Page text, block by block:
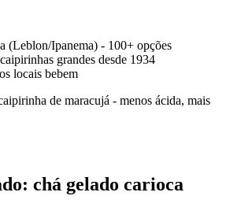
(Leblon/Ipanema) - 100+ opções
grandes desde 1934
locais bebem
de maracujá - menos ácida, mais
chá gelado carioca